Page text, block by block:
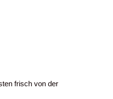
frisch von der